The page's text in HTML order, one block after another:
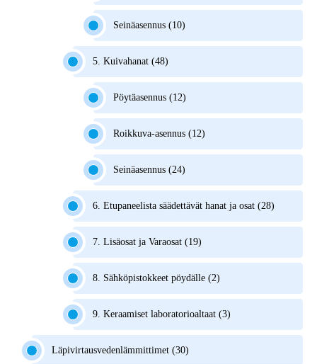
Seinäasennus (10)
5. Kuivahanat (48)
Pöytäasennus (12)
Roikkuva-asennus (12)
Seinäasennus (24)
6. Etupaneelista säädettävät hanat ja osat (28)
7. Lisäosat ja Varaosat (19)
8. Sähköpistokkeet pöydälle (2)
9. Keraamiset laboratorioaltaat (3)
Läpivirtausvedenlämmittimet (30)